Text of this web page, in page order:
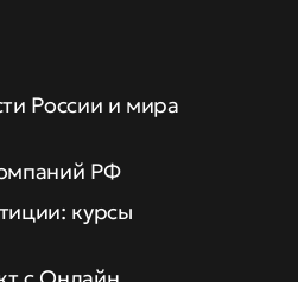
России и мира
РФ
курсы